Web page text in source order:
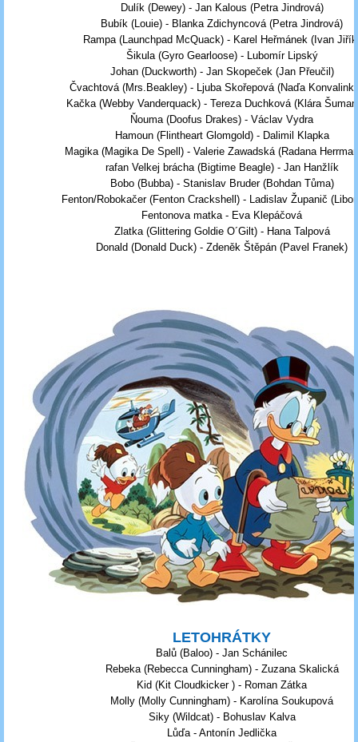
Dulík (Dewey) - Jan Kalous (Petra Jindrová)
Bubík (Louie) - Blanka Zdichyncová (Petra Jindrová)
Rampa (Launchpad McQuack) - Karel Heřmánek (Ivan
Šikula (Gyro Gearloose) - Lubomír Lipský
Johan (Duckworth) - Jan Skopeček (Jan Přeučil)
Čvachtová (Mrs.Beakley) - Ljuba Skořepová (Naďa
Kačka (Webby Vanderquack) - Tereza Duchková (Klára
Ňouma (Doofus Drakes) - Václav Vydra
Hamoun (Flintheart Glomgold) - Dalimil Klapka
Magika (Magika De Spell) - Valerie Zawadská (Radana
rafan Velkej brácha (Bigtime Beagle) - Jan Hanžlík
Bobo (Bubba) - Stanislav Bruder (Bohdan Tůma)
Fenton/Robokačer (Fenton Crackshell) - Ladislav Županič (Libor
Fentonova matka - Eva Klepáčová
Zlatka (Glittering Goldie O´Gilt) - Hana Talpová
Donald (Donald Duck) - Zdeněk Štěpán (Pavel Franek)
LETOHRÁTKY
Balů (Baloo) - Jan Schánilec
Rebeka (Rebecca Cunningham) - Zuzana Skalická
Kid (Kit Cloudkicker ) - Roman Zátka
Molly (Molly Cunningham) - Karolína Soukupová
Siky (Wildcat) - Bohuslav Kalva
Lůďa - Antonín Jedlička